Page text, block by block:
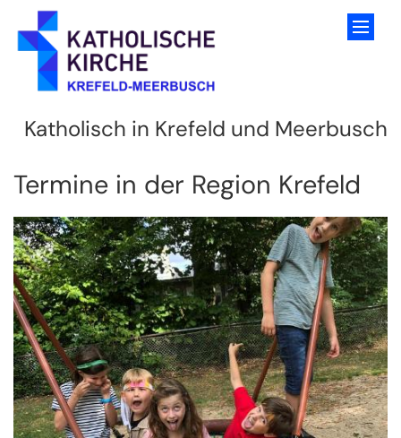
Zum Inhalt springen
Katholisch in Krefeld und Meerbusch
Termine in der Region Krefeld